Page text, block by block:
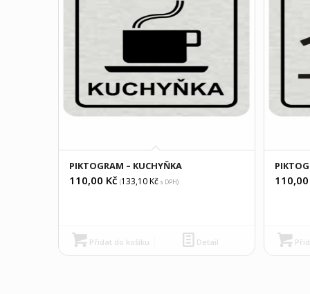
PIKTOGRAM – KUCHYŇKA
110,00 Kč (133,10Kčs DPH)
Přidat do košíku Detail
110,00